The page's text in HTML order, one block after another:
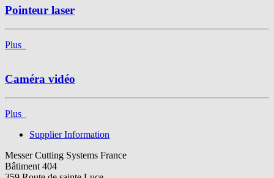
Pointeur laser
Plus
Caméra vidéo
Plus
Supplier Information
Messer Cutting Systems France
Bâtiment 404